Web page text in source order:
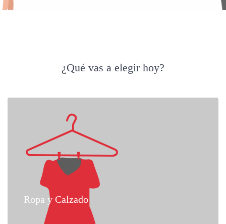
¿Qué vas a elegir hoy?
Ropa y Calzado